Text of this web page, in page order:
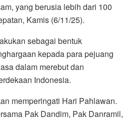
yang berusia lebih dari 100
Kamis (6/11/25).
sebagai bentuk
kepada para pejuang
dalam merebut dan
Indonesia.
memperingati Hari Pahlawan.
Pak Dandim, Pak Danramil,